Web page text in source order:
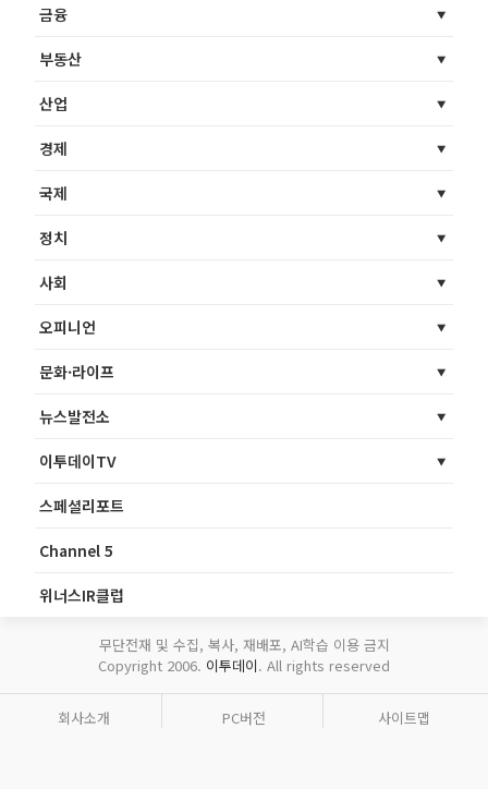
금융
부동산
산업
경제
국제
정치
사회
오피니언
문화·라이프
뉴스발전소
이투데이TV
스페셜리포트
Channel 5
위너스IR클럽
무단전재 및 수집, 복사, 재배포, AI학습 이용 금지
Copyright 2006. 이투데이. All rights reserved
회사소개 PC버전 사이트맵